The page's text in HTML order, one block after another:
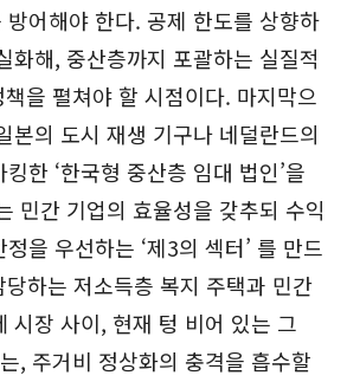
어해야 한다. 공제 한도를 상향하
화해, 중산층까지 포괄하는 실질적
책을 펼쳐야 할 시점이다. 마지막으
본의 도시 재생 기구나 네덜란드의
한 ‘한국형 중산층 임대 법인’을
민간 기업의 효율성을 갖추되 수익
을 우선하는 ‘제3의 섹터’ 를 만드
하는 저소득층 복지 주택과 민간
시장 사이, 현재 텅 비어 있는 그
, 주거비 정상화의 충격을 흡수할